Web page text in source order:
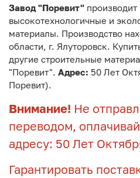
Завод "Поревит" производит
высокотехнологичные и
материалы. Производство
области, г. Ялуторовск.
другие строительные
"Поревит". Адрес: 50 Лет
Поревит).
Внимание! Не
переводом,
адресу: 50 Лет
Гарантировать